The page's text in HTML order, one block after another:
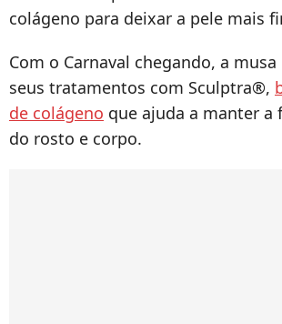
colágeno para deixar a pele mais
Com o Carnaval chegando, a
seus tratamentos com Sculptra®,
de colágeno que ajuda a manter a
do rosto e corpo.